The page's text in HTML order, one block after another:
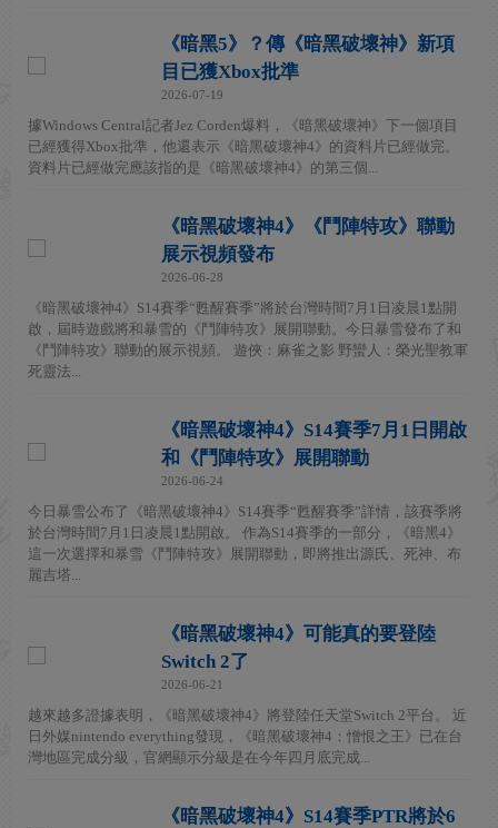
《暗黑5》？傳《暗黑破壞神》新項
目已獲Xbox批準
2026-07-19
據Windows Central記者Jez Corden爆料，《暗黑破壞神》下一個項目
已經獲得Xbox批準，他還表示《暗黑破壞神4》的資料片已經做完。
資料片已經做完應該指的是《暗黑破壞神4》的第三個...
《暗黑破壞神4》《鬥陣特攻》聯動
展示視頻發布
2026-06-28
《暗黑破壞神4》S14賽季“甦醒賽季”將於台灣時間7月1日凌晨1點開
啟，屆時遊戲將和暴雪的《鬥陣特攻》展開聯動。今日暴雪發布了和
《鬥陣特攻》聯動的展示視頻。 遊俠：麻雀之影 野蠻人：榮光聖教軍
死靈法...
《暗黑破壞神4》S14賽季7月1日開啟
和《鬥陣特攻》展開聯動
2026-06-24
今日暴雪公布了《暗黑破壞神4》S14賽季“甦醒賽季”詳情，該賽季將
於台灣時間7月1日凌晨1點開啟。 作為S14賽季的一部分，《暗黑4》
這一次選擇和暴雪《鬥陣特攻》展開聯動，即將推出源氏、死神、布
麗吉塔...
《暗黑破壞神4》可能真的要登陸
Switch 2了
2026-06-21
越來越多證據表明，《暗黑破壞神4》將登陸任天堂Switch 2平台。 近
日外媒nintendo everything發現，《暗黑破壞神4：憎恨之王》已在台
灣地區完成分級，官網顯示分級是在今年四月底完成...
《暗黑破壞神4》S14賽季PTR將於6